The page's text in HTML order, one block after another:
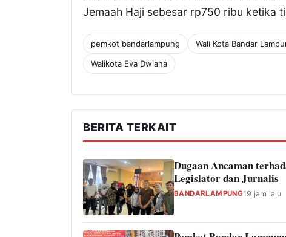
Jemaah Haji sebesar rp750 ribu ketika
pemkot bandarlampung Wali Kota Bandar
Walikota Eva Dwiana
BERITA TERKAIT
Dugaan Ancaman
Legislator dan Jurnalis
BANDARLAMPUNG19 jam lalu